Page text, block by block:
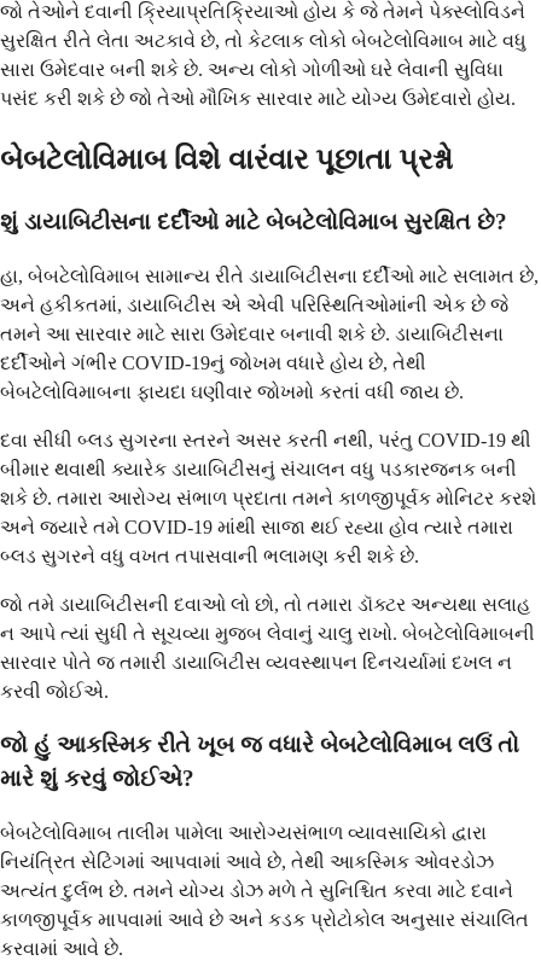
જો તેઓને દવાની ક્રિયાપ્રતિક્રિયાઓ હોય કે જે તેમને પેક્સ્લોવિડને
સુરક્ષિત રીતે લેતા અટકાવે છે, તો કેટલાક લોકો બેબટેલોવિમાબ માટે વધુ
સારા ઉમેદવાર બની શકે છે. અન્ય લોકો ગોળીઓ ઘરે લેવાની સુવિધા
પસંદ કરી શકે છે જો તેઓ મૌખિક સારવાર માટે યોગ્ય ઉમેદવારો હોય.
બેબટેલોવિમાબ વિશે વારંવાર પૂછાતા પ્રશ્નો
શું ડાયાબિટીસના દર્દીઓ માટે બેબટેલોવિમાબ સુરક્ષિત છે?
હા, બેબટેલોવિમાબ સામાન્ય રીતે ડાયાબિટીસના દર્દીઓ માટે સલામત છે,
અને હકીકતમાં, ડાયાબિટીસ એ એવી પરિસ્થિતિઓમાંની એક છે જે
તમને આ સારવાર માટે સારા ઉમેદવાર બનાવી શકે છે. ડાયાબિટીસના
દર્દીઓને ગંભીર COVID-19નું જોખમ વધારે હોય છે, તેથી
બેબટેલોવિમાબના ફાયદા ઘણીવાર જોખમો કરતાં વધી જાય છે.
દવા સીધી બ્લડ સુગરના સ્તરને અસર કરતી નથી, પરંતુ COVID-19 થી
બીમાર થવાથી ક્યારેક ડાયાબિટીસનું સંચાલન વધુ પડકારજનક બની
શકે છે. તમારા આરોગ્ય સંભાળ પ્રદાતા તમને કાળજીપૂર્વક મોનિટર કરશે
અને જ્યારે તમે COVID-19 માંથી સાજા થઈ રહ્યા હોવ ત્યારે તમારા
બ્લડ સુગરને વધુ વખત તપાસવાની ભલામણ કરી શકે છે.
જો તમે ડાયાબિટીસની દવાઓ લો છો, તો તમારા ડૉક્ટર અન્યથા સલાહ
ન આપે ત્યાં સુધી તે સૂચવ્યા મુજબ લેવાનું ચાલુ રાખો. બેબટેલોવિમાબની
સારવાર પોતે જ તમારી ડાયાબિટીસ વ્યવસ્થાપન દિનચર્યામાં દખલ ન
કરવી જોઈએ.
જો હું આકસ્મિક રીતે ખૂબ જ વધારે બેબટેલોવિમાબ લઉં તો
મારે શું કરવું જોઈએ?
બેબટેલોવિમાબ તાલીમ પામેલા આરોગ્યસંભાળ વ્યાવસાયિકો દ્વારા
નિયંત્રિત સેટિંગમાં આપવામાં આવે છે, તેથી આકસ્મિક ઓવરડોઝ
અત્યંત દુર્લભ છે. તમને યોગ્ય ડોઝ મળે તે સુનિશ્ચિત કરવા માટે દવાને
કાળજીપૂર્વક માપવામાં આવે છે અને કડક પ્રોટોકોલ અનુસાર સંચાલિત
કરવામાં આવે છે.